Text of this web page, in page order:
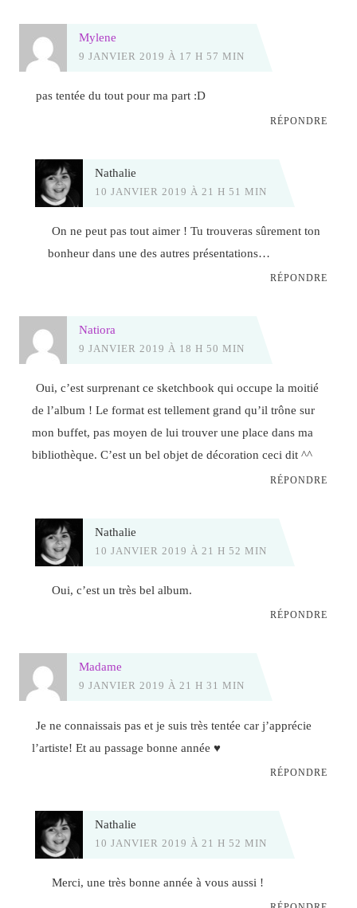
Mylene
9 JANVIER 2019 À 17 H 57 MIN
pas tentée du tout pour ma part :D
RÉPONDRE
Nathalie
10 JANVIER 2019 À 21 H 51 MIN
On ne peut pas tout aimer ! Tu trouveras sûrement ton
bonheur dans une des autres présentations…
RÉPONDRE
Natiora
9 JANVIER 2019 À 18 H 50 MIN
Oui, c’est surprenant ce sketchbook qui occupe la moitié
de l’album ! Le format est tellement grand qu’il trône sur
mon buffet, pas moyen de lui trouver une place dans ma
bibliothèque. C’est un bel objet de décoration ceci dit ^^
RÉPONDRE
Nathalie
10 JANVIER 2019 À 21 H 52 MIN
Oui, c’est un très bel album.
RÉPONDRE
Madame
9 JANVIER 2019 À 21 H 31 MIN
Je ne connaissais pas et je suis très tentée car j’apprécie
l’artiste! Et au passage bonne année ♥
RÉPONDRE
Nathalie
10 JANVIER 2019 À 21 H 52 MIN
Merci, une très bonne année à vous aussi !